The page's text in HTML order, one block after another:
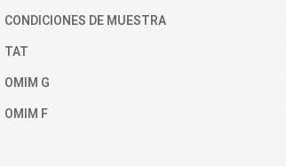
CONDICIONES DE MUESTRA
TAT
OMIM G
OMIM F